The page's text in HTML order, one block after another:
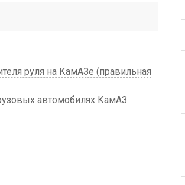
руля на КамАЗе (правильная
автомобилях КамАЗ